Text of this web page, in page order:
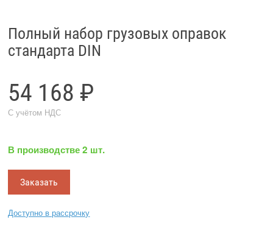
Полный набор грузовых оправок
стандарта DIN
54 168 ₽
С учётом НДС
В производстве 2 шт.
Заказать
Доступно в рассрочку